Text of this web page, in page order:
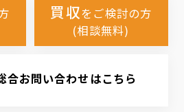
買収をご検討の方
(相談無料)
合お問い合わせはこちら